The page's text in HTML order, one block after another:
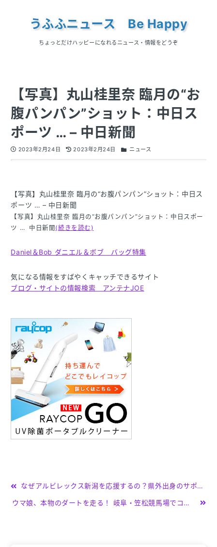
うふふニュース Be Happy
ちょっとだけハッピーになれるニュース・情報をどうぞ
【写真】丸山桂里奈 臨月の“お
腹パンパン”ショット：中日ス
ポーツ … – 中日新聞
2023年2月24日 2023年2月24日 ニュース
【写真】丸山桂里奈 臨月の“お腹パンパン”ショット：中日ス
ポーツ … – 中日新聞
【写真】丸山桂里奈 臨月の“お腹パンパン”ショット：中日スポー
ツ … 中日新聞 (続きを読む)
Daniel＆Bob ダニエル＆ボブ バッグ特集
気になる情報をすばやくキャッチできるサイト
ブログ・サイトの情報検索 アンテナJOE
投
稿
なぜアルビレックス新潟を応援するの？県外出身のサポーターに聞いてみると – TBS NEWS DIG Powered by JNN
ウマ娘、本物のダートを走る！ 岐阜・笠松競馬場でコスプレイベント – 岐阜新聞